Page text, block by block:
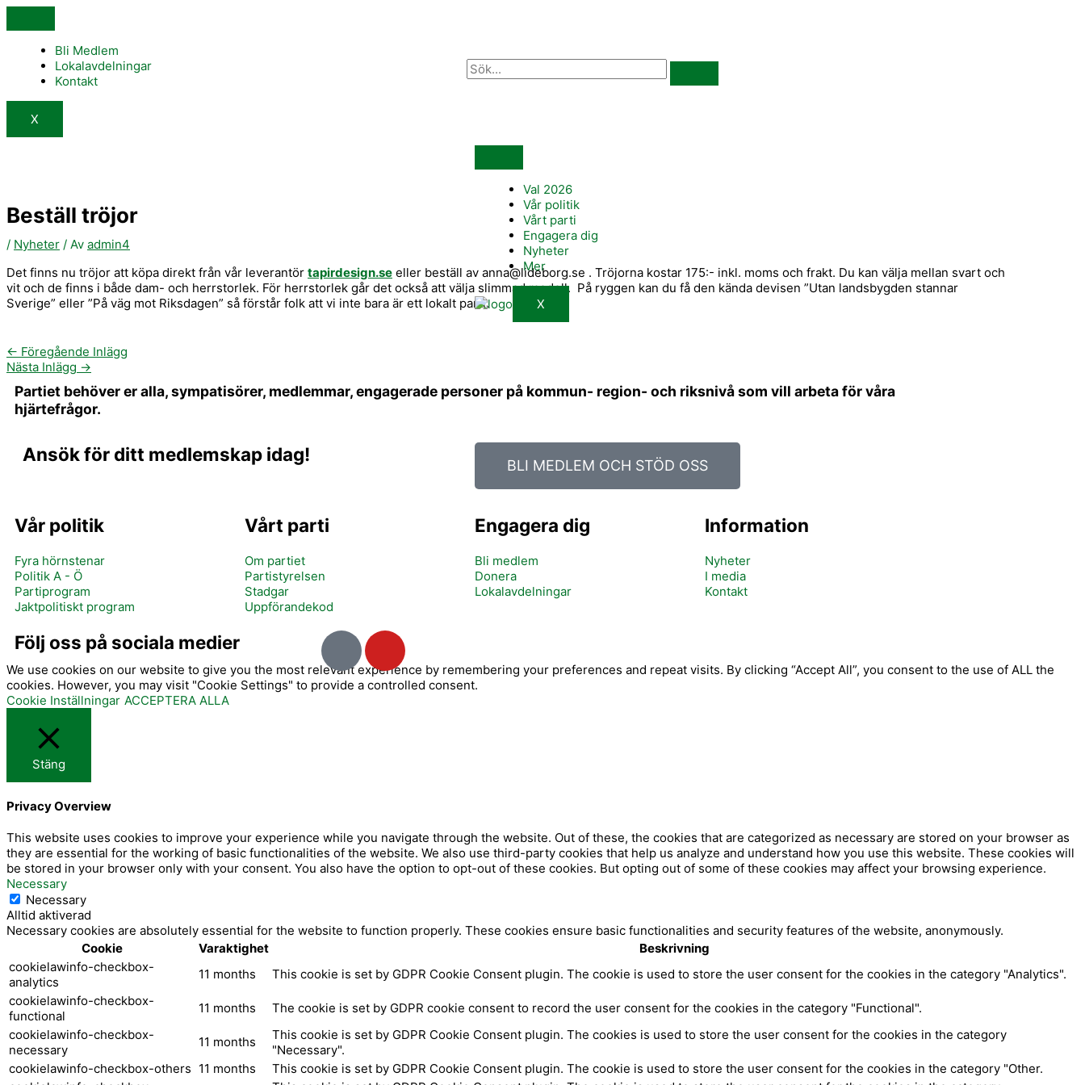
Hoppa
Bli Medlem
Lokalavdelningar
Kontakt
X
Val 2026
Vår politik
Vårt parti
Engagera dig
Nyheter
Mer
X
Beställ tröjor
/ Nyheter / Av admin4
Det finns nu tröjor att köpa direkt från vår leverantör tapirdesign.se eller beställ av anna@lideborg.se . Tröjorna kostar 175:- inkl. moms och frakt. Du kan välja mellan svart och
vit och de finns i både dam- och herrstorlek. För herrstorlek går det också att välja slimmad modell. På ryggen kan du få den kända devisen ”Utan landsbygden stannar
Sverige” eller ”På väg mot Riksdagen” så förstår folk att vi inte bara är ett lokalt parti.
← Föregående Inlägg
Nästa Inlägg →
Partiet behöver er alla, sympatisörer, medlemmar, engagerade personer på kommun- region- och riksnivå som vill arbeta för våra
hjärtefrågor.
Ansök för ditt medlemskap idag!
BLI MEDLEM OCH STÖD OSS
Vår politik
Fyra hörnstenar
Politik A - Ö
Partiprogram
Jaktpolitiskt program
Vårt parti
Om partiet
Partistyrelsen
Stadgar
Uppförandekod
Engagera dig
Bli medlem
Donera
Lokalavdelningar
Information
Nyheter
I media
Kontakt
Följ oss på sociala medier
I
o
o
o
Y
u
We use cookies on our website to give you the most relevant experience by remembering your preferences and repeat visits. By clicking “Accept All”, you consent to the use of ALL the
cookies. However, you may visit "Cookie Settings" to provide a controlled consent.
Cookie Inställningar ACCEPTERA ALLA
Stäng
Privacy Overview
This website uses cookies to improve your experience while you navigate through the website. Out of these, the cookies that are categorized as necessary are stored on your browser as
they are essential for the working of basic functionalities of the website. We also use third-party cookies that help us analyze and understand how you use this website. These cookies will
be stored in your browser only with your consent. You also have the option to opt-out of these cookies. But opting out of some of these cookies may affect your browsing experience.
Necessary
Necessary
Alltid aktiverad
Necessary cookies are absolutely essential for the website to function properly. These cookies ensure basic functionalities and security features of the website, anonymously.
Cookie
Varaktighet
Beskrivning
cookielawinfo-checkbox-
analytics
11 months
This cookie is set by GDPR Cookie Consent plugin. The cookie is used to store the user consent for the cookies in the category "Analytics".
cookielawinfo-checkbox-
functional
11 months
The cookie is set by GDPR cookie consent to record the user consent for the cookies in the category "Functional".
cookielawinfo-checkbox-
necessary
11 months
This cookie is set by GDPR Cookie Consent plugin. The cookies is used to store the user consent for the cookies in the category
"Necessary".
cookielawinfo-checkbox-others 11 months
This cookie is set by GDPR Cookie Consent plugin. The cookie is used to store the user consent for the cookies in the category "Other.